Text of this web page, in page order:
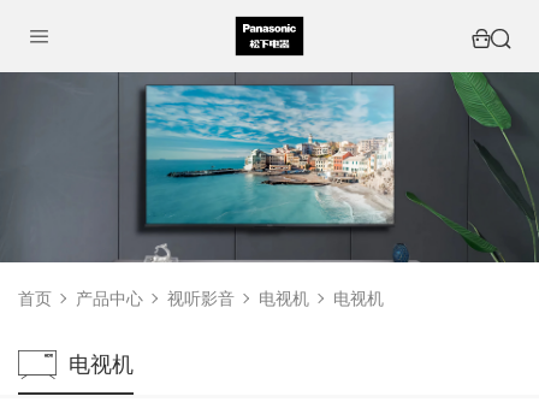
首页 产品中心 视听影音 电视机 电视机
电视机